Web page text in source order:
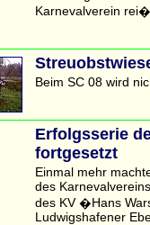
Karnevalverein
Beim SC 08 wird
Erfolgsserie
fortgesetzt
Einmal mehr
des
des KV �Hans
Ludwigshafener